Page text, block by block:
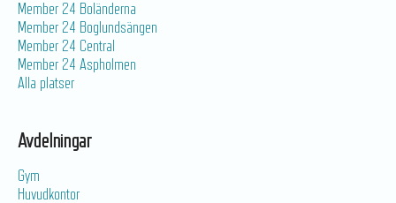
Member 24 Boländerna
Member 24 Boglundsängen
Member 24 Central
Member 24 Aspholmen
Alla platser
Avdelningar
Gym
Huvudkontor